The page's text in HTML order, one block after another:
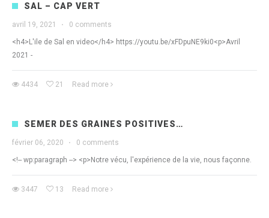
SAL – CAP VERT
avril 19, 2021 · 0 comments
<h4>L'ile de Sal en video</h4> https://youtu.be/xFDpuNE9ki0<p>Avril
2021 -
4434 21 Read more
SEMER DES GRAINES POSITIVES…
février 06, 2020 · 0 comments
<!-- wp:paragraph --> <p>Notre vécu, l'expérience de la vie, nous façonne.
3447 13 Read more